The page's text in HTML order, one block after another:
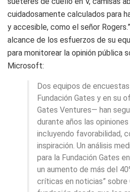
cuidadosamente calculados para
y accesible, como el señor
alcance de los esfuerzos de su
para monitorear la opinión pública
Microsoft:
Dos equipos de
Fundación Gates y en su
Gates Ventures— han
durante años las
incluyendo favorabilidad,
inspiración. Un análisis
para la Fundación Gates
un aumento de más del
críticas en noticias” sobre